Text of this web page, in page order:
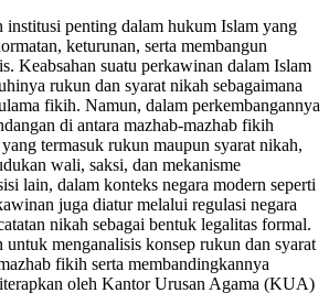
institusi penting dalam hukum Islam yang
keturunan, serta membangun
Keabsahan suatu perkawinan dalam Islam
rukun dan syarat nikah sebagaimana
fikih. Namun, dalam perkembangannya
di antara mazhab-mazhab fikih
termasuk rukun maupun syarat nikah,
wali, saksi, dan mekanisme
lain, dalam konteks negara modern seperti
juga diatur melalui regulasi negara
nikah sebagai bentuk legalitas formal.
menganalisis konsep rukun dan syarat
fikih serta membandingkannya
oleh Kantor Urusan Agama (KUA)